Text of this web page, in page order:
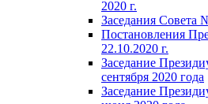
2020 г.
Заседания Совета
Постановления
22.10.2020 г.
Заседание
сентября 2020 года
Заседание